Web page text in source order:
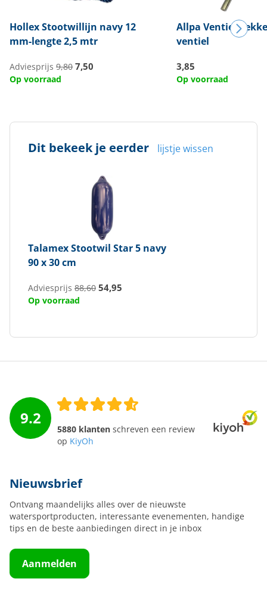
HollexStootwillijn navy 12
mm-lengte 2,5 mtr
Adviesprijs 9,80 7,50
Op voorraad
Allpa
ventiel
3,85
Op voorraad
Dit bekeek je eerder lijstje wissen
TalamexStootwil Star 5 navy
90 x 30 cm
Adviesprijs 88,60 54,95
Op voorraad
9.2
5880 klanten schreven een review
op KiyOh
Nieuwsbrief
Ontvang maandelijks alles over de nieuwste
watersportproducten, interessante evenementen, handige
tips en de beste aanbiedingen direct in je inbox
Aanmelden